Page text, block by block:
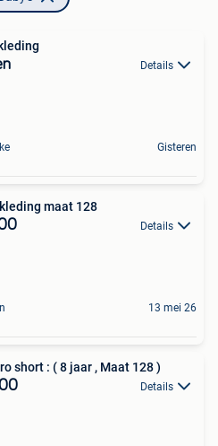
Details
Gisteren
maat 128
Details
13 mei 26
🍄 Chiro short : ( 8 jaar , Maat 128 )
Details